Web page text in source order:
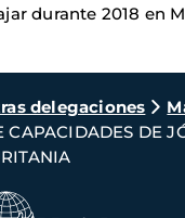
durante 2018 en
delegaciones
CAPACIDADES DE